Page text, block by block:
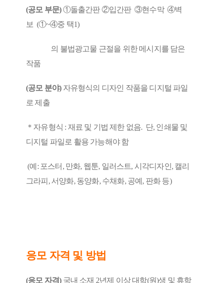
(공모 부문) ①돌출간판 ②입간판 ③현수막 ④벽
보 (①~④중 택1)
의 불법광고물 근절을 위한 메시지를 담은
작품
(공모 분야) 자유형식의 디자인 작품을 디지털 파일
로 제출
＊자유형식 : 재료 및 기법 제한 없음. 단, 인쇄물 및
디지털 파일로 활용 가능해야 함
(예: 포스터, 만화, 웹툰, 일러스트, 시각디자인, 캘리
그라피, 서양화, 동양화, 수채화, 공예, 판화 등)
응모 자격 및 방법
(응모 자격) 국내 소재 2년제 이상 대학(원)생 및 휴학